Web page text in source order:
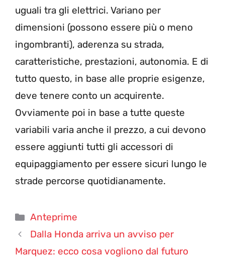
uguali tra gli elettrici. Variano per
dimensioni (possono essere più o meno
ingombranti), aderenza su strada,
caratteristiche, prestazioni, autonomia. E di
tutto questo, in base alle proprie esigenze,
deve tenere conto un acquirente.
Ovviamente poi in base a tutte queste
variabili varia anche il prezzo, a cui devono
essere aggiunti tutti gli accessori di
equipaggiamento per essere sicuri lungo le
strade percorse quotidianamente.
Categorie
Anteprime
Dalla Honda arriva un avviso per
Marquez: ecco cosa vogliono dal futuro